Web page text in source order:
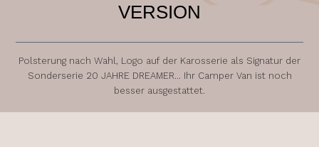
VERSION
Polsterung nach Wahl, Logo auf der Karosserie als Signatur der
Sonderserie 20 JAHRE DREAMER... Ihr Camper Van ist noch
besser ausgestattet.